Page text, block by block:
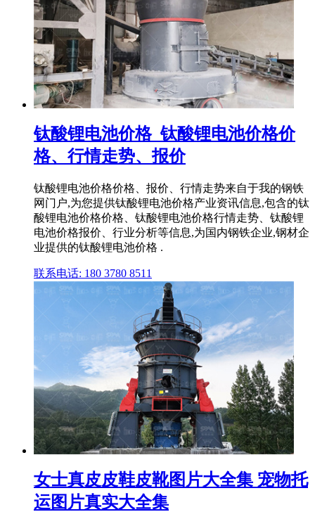
钛酸锂电池价格_钛酸锂电池价格价
格、行情走势、报价
钛酸锂电池价格价格、报价、行情走势来自于我的钢铁
网门户,为您提供钛酸锂电池价格产业资讯信息,包含的钛
酸锂电池价格价格、钛酸锂电池价格行情走势、钛酸锂
电池价格报价、行业分析等信息,为国内钢铁企业,钢材企
业提供的钛酸锂电池价格 .
联系电话: 180 3780 8511
女士真皮皮鞋皮靴图片大全集 宠物托
运图片真实大全集